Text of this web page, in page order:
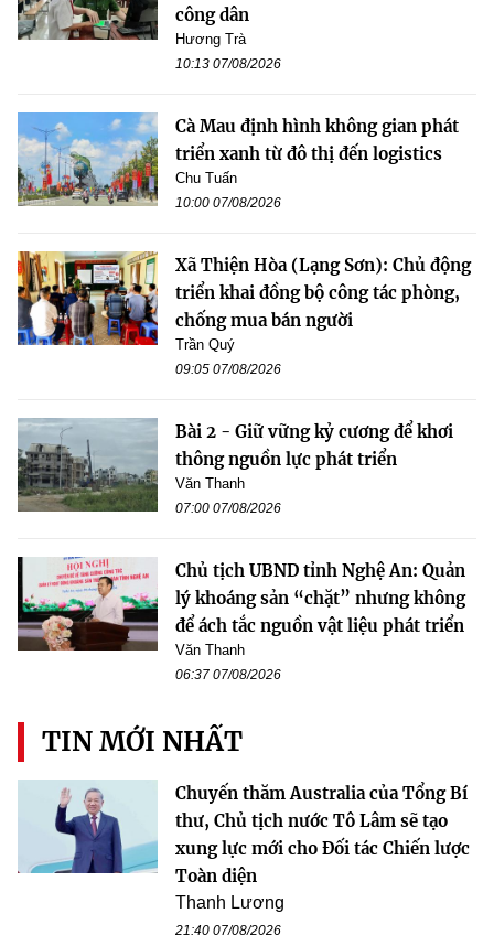
công dân
Hương Trà
10:13 07/08/2026
Cà Mau định hình không gian phát
triển xanh từ đô thị đến logistics
Chu Tuấn
10:00 07/08/2026
Xã Thiện Hòa (Lạng Sơn): Chủ động
triển khai đồng bộ công tác phòng,
chống mua bán người
Trần Quý
09:05 07/08/2026
Bài 2 - Giữ vững kỷ cương để khơi
thông nguồn lực phát triển
Văn Thanh
07:00 07/08/2026
Chủ tịch UBND tỉnh Nghệ An: Quản
lý khoáng sản “chặt” nhưng không
để ách tắc nguồn vật liệu phát triển
Văn Thanh
06:37 07/08/2026
TIN MỚI NHẤT
Chuyến thăm Australia của Tổng Bí
thư, Chủ tịch nước Tô Lâm sẽ tạo
xung lực mới cho Đối tác Chiến lược
Toàn diện
Thanh Lương
21:40 07/08/2026